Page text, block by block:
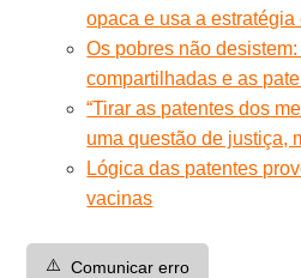
opaca e usa a estratégia
Os pobres não
compartilhadas e as
“Tirar as patentes dos
uma questão de justiça,
Lógica das patentes
vacinas
⚠️ Comunicar erro